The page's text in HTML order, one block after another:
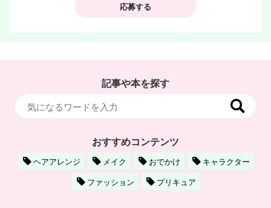
応募する
記事や本を探す
おすすめコンテンツ
ヘアアレンジ メイク おでかけ
キャラクター
ファッション
プリキュア